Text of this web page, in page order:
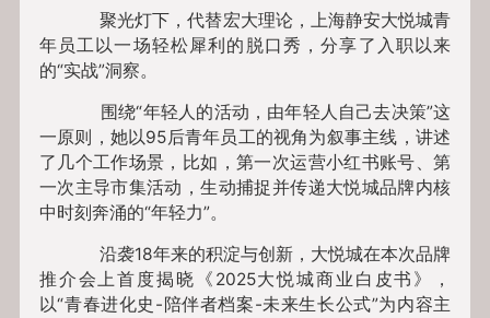
聚光灯下，代替宏大理论，上海静安大悦城青
年员工以一场轻松犀利的脱口秀，分享了入职以来
的“实战”洞察。
围绕“年轻人的活动，由年轻人自己去决策”这
一原则，她以95后青年员工的视角为叙事主线，讲述
了几个工作场景，比如，第一次运营小红书账号、第
一次主导市集活动，生动捕捉并传递大悦城品牌内核
中时刻奔涌的“年轻力”。
沿袭18年来的积淀与创新，大悦城在本次品牌
推介会上首度揭晓《2025大悦城商业白皮书》，
以“青春进化史-陪伴者档案-未来生长公式”为内容主